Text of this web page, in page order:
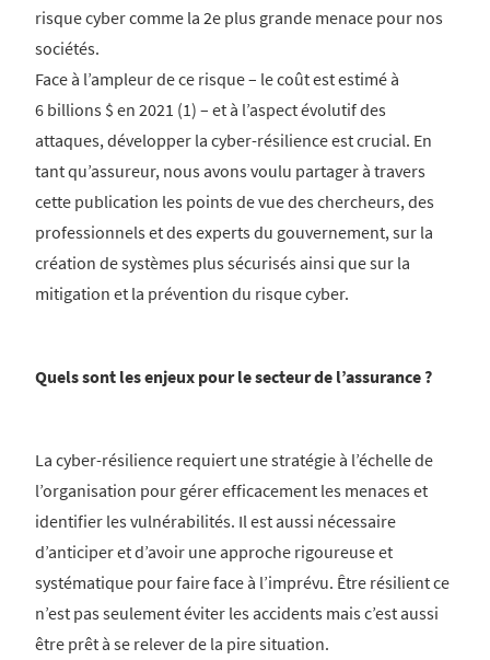
risque cyber comme la 2e plus grande menace pour nos
sociétés.
Face à l’ampleur de ce risque – le coût est estimé à
6 billions $ en 2021 (1) – et à l’aspect évolutif des
attaques, développer la cyber-résilience est crucial. En
tant qu’assureur, nous avons voulu partager à travers
cette publication les points de vue des chercheurs, des
professionnels et des experts du gouvernement, sur la
création de systèmes plus sécurisés ainsi que sur la
mitigation et la prévention du risque cyber.
Quels sont les enjeux pour le secteur de l’assurance ?
La cyber-résilience requiert une stratégie à l’échelle de
l’organisation pour gérer efficacement les menaces et
identifier les vulnérabilités. Il est aussi nécessaire
d’anticiper et d’avoir une approche rigoureuse et
systématique pour faire face à l’imprévu. Être résilient ce
n’est pas seulement éviter les accidents mais c’est aussi
être prêt à se relever de la pire situation.